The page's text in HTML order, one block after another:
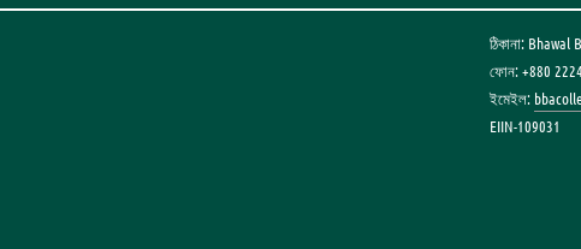
ঠিকানা:
ফোন: +880
ইমেইল:
EIIN-109031